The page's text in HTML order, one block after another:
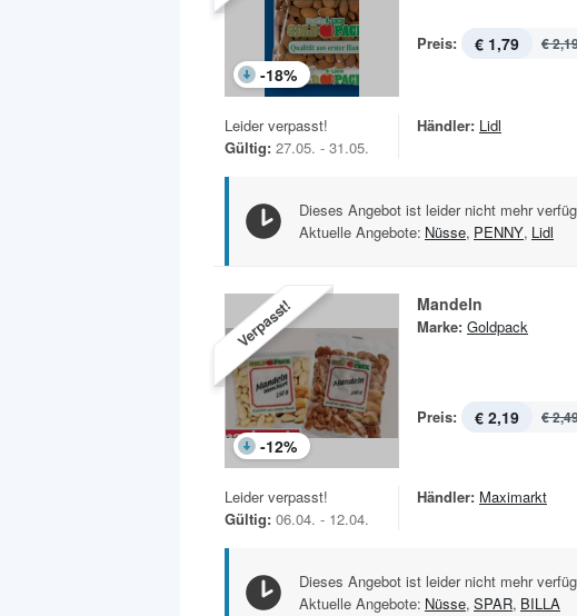
-18%
Preis: € 1,79 €
Leider verpasst!
Gültig: 27.05. - 31.05.
Händler: Lidl
Dieses Angebot ist leider nicht mehr
Aktuelle Angebote: Nüsse, PENNY, Lidl
Verpasst!
-12%
Mandeln
Marke: Goldpack
Preis: € 2,19 €
Leider verpasst!
Gültig: 06.04. - 12.04.
Händler: Maximarkt
Dieses Angebot ist leider nicht mehr
Aktuelle Angebote: Nüsse, SPAR, BILLA